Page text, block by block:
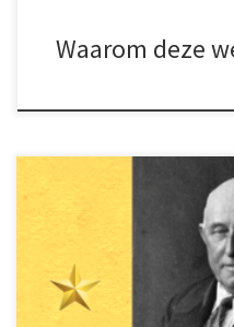
Waarom deze
Harm Smit was
schreef toen hij het
kroniek over